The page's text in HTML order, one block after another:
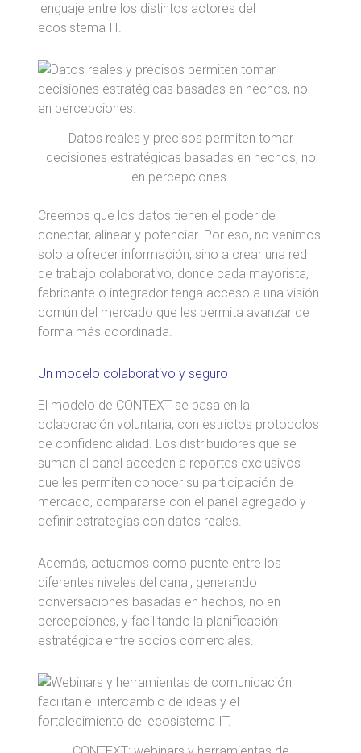
lenguaje entre los distintos actores del
ecosistema IT.
Datos reales y precisos permiten tomar
decisiones estratégicas basadas en hechos, no
en percepciones.
Creemos que los datos tienen el poder de
conectar, alinear y potenciar. Por eso, no venimos
solo a ofrecer información, sino a crear una red
de trabajo colaborativo, donde cada mayorista,
fabricante o integrador tenga acceso a una visión
común del mercado que les permita avanzar de
forma más coordinada.
Un modelo colaborativo y seguro
El modelo de CONTEXT se basa en la
colaboración voluntaria, con estrictos protocolos
de confidencialidad. Los distribuidores que se
suman al panel acceden a reportes exclusivos
que les permiten conocer su participación de
mercado, compararse con el panel agregado y
definir estrategias con datos reales.
Además, actuamos como puente entre los
diferentes niveles del canal, generando
conversaciones basadas en hechos, no en
percepciones, y facilitando la planificación
estratégica entre socios comerciales.